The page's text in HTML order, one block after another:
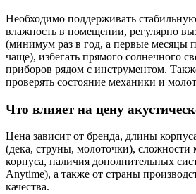
Необходимо поддерживать
влажность в помещении, регулярно
(минимум раз в год, а первые месяцы
чаще), избегать прямого солнечного
приборов рядом с инструментом.
проверять состояние механики и
Что влияет на цену
Цена зависит от бренда, длины
(дека, струны, молоточки), сложности
корпуса, наличия дополнительных
Anytime), а также от страны
качества.